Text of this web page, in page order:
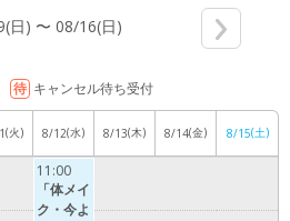
日) 〜 08/16(日)
待 キャンセル待ち受付
(火) 8/12(水) 8/13(木) 8/14(金) 8/15(土)
11:00
「体メイ
ク・今よ